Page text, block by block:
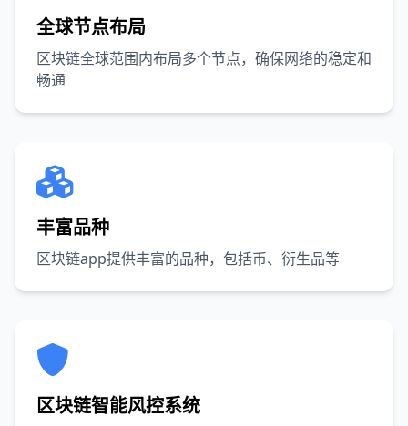
全球节点布局
区块链全球范围内布局多个节点，确保网络的稳定和
畅通
丰富品种
区块链app提供丰富的品种，包括币、衍生品等
区块链智能风控系统